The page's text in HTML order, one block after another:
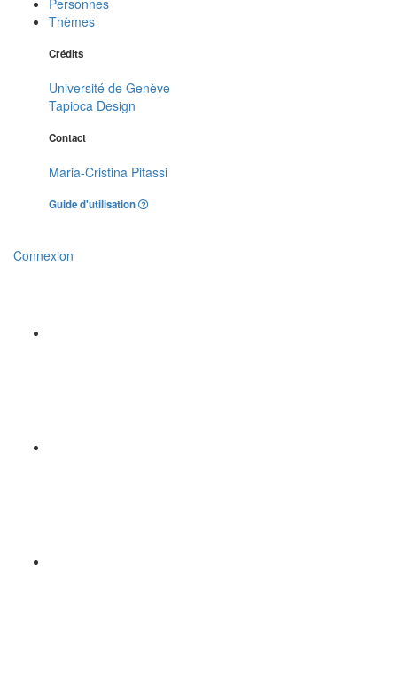
Personnes
Thèmes
Crédits
Université de Genève
Tapioca Design
Contact
Maria-Cristina Pitassi
Guide d'utilisation
Connexion